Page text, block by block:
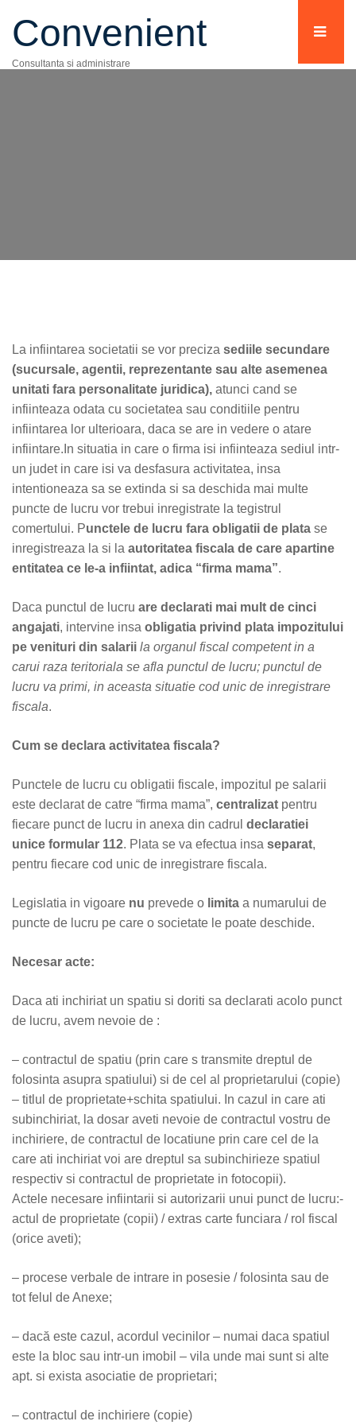
Convenient
Consultanta si administrare
La infiintarea societatii se vor preciza sediile secundare
(sucursale, agentii, reprezentante sau alte asemenea
unitati fara personalitate juridica), atunci cand se
infiinteaza odata cu societatea sau conditiile pentru
infiintarea lor ulterioara, daca se are in vedere o atare
infiintare.In situatia in care o firma isi infiinteaza sediul intr-
un judet in care isi va desfasura activitatea, insa
intentioneaza sa se extinda si sa deschida mai multe
puncte de lucru vor trebui inregistrate la tegistrul
comertului. Punctele de lucru fara obligatii de plata se
inregistreaza la si la autoritatea fiscala de care apartine
entitatea ce le-a infiintat, adica “firma mama”.
Daca punctul de lucru are declarati mai mult de cinci
angajati, intervine insa obligatia privind plata impozitului
pe venituri din salarii la organul fiscal competent in a
carui raza teritoriala se afla punctul de lucru; punctul de
lucru va primi, in aceasta situatie cod unic de inregistrare
fiscala.
Cum se declara activitatea fiscala?
Punctele de lucru cu obligatii fiscale, impozitul pe salarii
este declarat de catre “firma mama”, centralizat pentru
fiecare punct de lucru in anexa din cadrul declaratiei
unice formular 112. Plata se va efectua insa separat,
pentru fiecare cod unic de inregistrare fiscala.
Legislatia in vigoare nu prevede o limita a numarului de
puncte de lucru pe care o societate le poate deschide.
Necesar acte:
Daca ati inchiriat un spatiu si doriti sa declarati acolo punct
de lucru, avem nevoie de :
– contractul de spatiu (prin care s transmite dreptul de
folosinta asupra spatiului) si de cel al proprietarului (copie)
– titlul de proprietate+schita spatiului. In cazul in care ati
subinchiriat, la dosar aveti nevoie de contractul vostru de
inchiriere, de contractul de locatiune prin care cel de la
care ati inchiriat voi are dreptul sa subinchirieze spatiul
respectiv si contractul de proprietate in fotocopii).
Actele necesare infiintarii si autorizarii unui punct de lucru:-
actul de proprietate (copii) / extras carte funciara / rol fiscal
(orice aveti);
– procese verbale de intrare in posesie / folosinta sau de
tot felul de Anexe;
– dacă este cazul, acordul vecinilor – numai daca spatiul
este la bloc sau intr-un imobil – vila unde mai sunt si alte
apt. si exista asociatie de proprietari;
– contractul de inchiriere (copie)